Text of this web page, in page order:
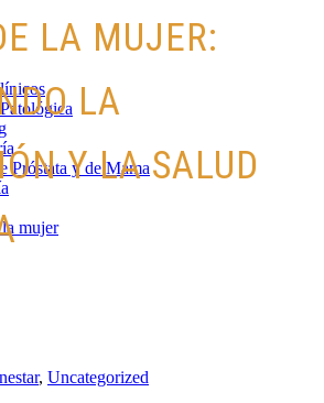
Próstata y de Mama
mujer
LA MUJER:
LA
Y LA SALUD
, Uncategorized